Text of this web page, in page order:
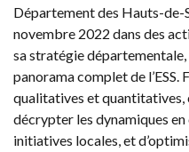
Département des Hauts-de-
novembre 2022 dans des
sa stratégie départementale,
panorama complet de l’ESS.
qualitatives et
décrypter les dynamiques
initiatives locales, et